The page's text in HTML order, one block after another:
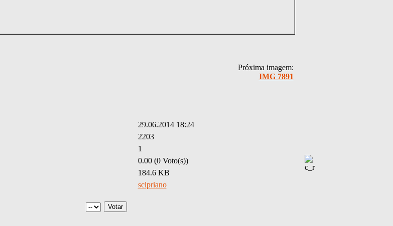
Próxima imagem:
IMG 7891
29.06.2014 18:24
2203
1
0.00 (0 Voto(s))
184.6 KB
scipriano